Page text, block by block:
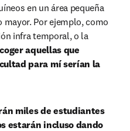
en un área pequeña
mayor. Por ejemplo, como
infra temporal, o la
aquellas que
para mí serían la
miles de estudiantes
estarán incluso dando